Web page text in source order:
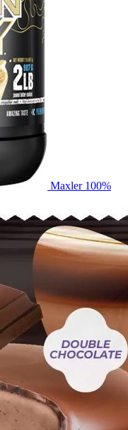
Maxler 100%